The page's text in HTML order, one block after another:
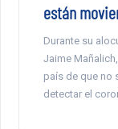
están
Durante su
Jaime
país de que no
detectar el